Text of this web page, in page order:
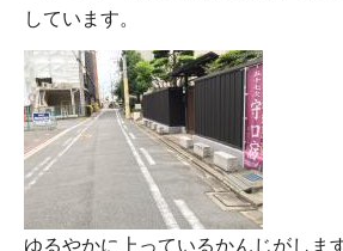
しています。
ゆるやかに上っているかんじがします